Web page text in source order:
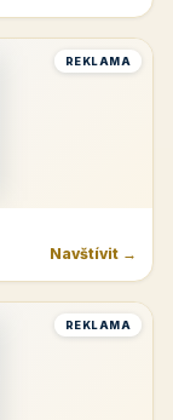
REKLAMA
Navštívit →
REKLAMA